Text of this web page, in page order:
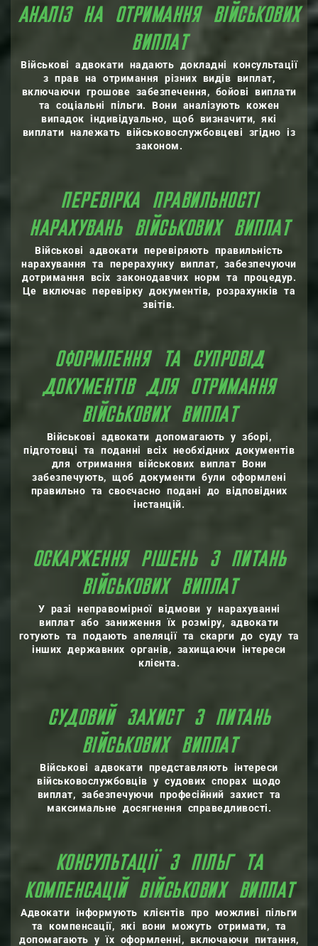
АНАЛІЗ НА ОТРИМАННЯ ВІЙСЬКОВИХ
ВИПЛАТ
Військові адвокати надають докладні консультації
з прав на отримання різних видів виплат,
включаючи грошове забезпечення, бойові виплати
та соціальні пільги. Вони аналізують кожен
випадок індивідуально, щоб визначити, які
виплати належать військовослужбовцеві згідно із
законом.
ПЕРЕВІРКА ПРАВИЛЬНОСТІ
НАРАХУВАНЬ ВІЙСЬКОВИХ ВИПЛАТ
Військові адвокати перевіряють правильність
нарахування та перерахунку виплат, забезпечуючи
дотримання всіх законодавчих норм та процедур.
Це включає перевірку документів, розрахунків та
звітів.
ОФОРМЛЕННЯ ТА СУПРОВІД
ДОКУМЕНТІВ ДЛЯ ОТРИМАННЯ
ВІЙСЬКОВИХ ВИПЛАТ
Військові адвокати допомагають у зборі,
підготовці та поданні всіх необхідних документів
для отримання військових виплат Вони
забезпечують, щоб документи були оформлені
правильно та своєчасно подані до відповідних
інстанцій.
ОСКАРЖЕННЯ РІШЕНЬ З ПИТАНЬ
ВІЙСЬКОВИХ ВИПЛАТ
У разі неправомірної відмови у нарахуванні
виплат або заниження їх розміру, адвокати
готують та подають апеляції та скарги до суду та
інших державних органів, захищаючи інтереси
клієнта.
СУДОВИЙ ЗАХИСТ З ПИТАНЬ
ВІЙСЬКОВИХ ВИПЛАТ
Військові адвокати представляють інтереси
військовослужбовців у судових спорах щодо
виплат, забезпечуючи професійний захист та
максимальне досягнення справедливості.
КОНСУЛЬТАЦІЇ З ПІЛЬГ ТА
КОМПЕНСАЦІЙ ВІЙСЬКОВИХ ВИПЛАТ
Адвокати інформують клієнтів про можливі пільги
та компенсації, які вони можуть отримати, та
допомагають у їх оформленні, включаючи питання,